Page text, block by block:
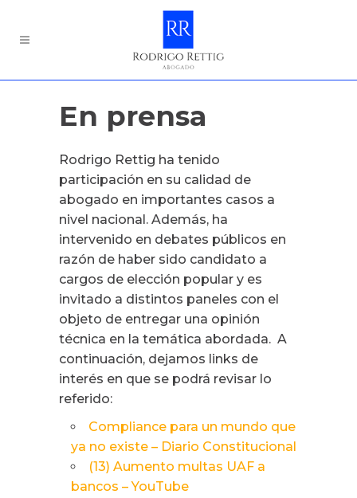
En prensa
Rodrigo Rettig ha tenido
participación en su calidad de
abogado en importantes casos a
nivel nacional. Además, ha
intervenido en debates públicos en
razón de haber sido candidato a
cargos de elección popular y es
invitado a distintos paneles con el
objeto de entregar una opinión
técnica en la temática abordada. A
continuación, dejamos links de
interés en que se podrá revisar lo
referido:
Compliance para un mundo que
ya no existe – Diario Constitucional
(13) Aumento multas UAF a
bancos – YouTube